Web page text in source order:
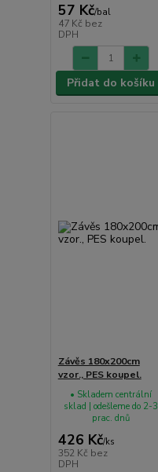
57 Kč/bal
47 Kč bez
DPH
Přidat do košíku
Závěs 180x200cm
vzor., PES koupel.
426 Kč/ks
352 Kč bez
DPH
• Skladem centrální
sklad | odešleme do 2-3
prac. dnů